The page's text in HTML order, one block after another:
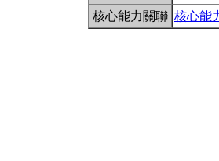
核心能力關聯 核心能